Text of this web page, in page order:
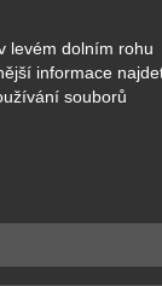
Všechna práva
levém dolním rohu
informace
souborů